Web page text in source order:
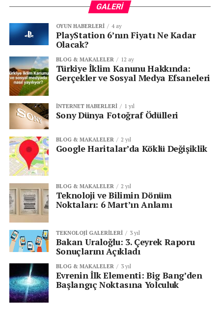
GALERI
OYUN HABERLERI 4 ay
PlayStation 6’nın Fiyatı Ne Kadar
Olacak?
BLOG & MAKALELER 12 ay
Türkiye İklim Kanunu Hakkında:
Gerçekler ve Sosyal Medya Efsaneleri
İNTERNET HABERLERI 1 yıl
Sony Dünya Fotoğraf Ödülleri
BLOG & MAKALELER 2 yıl
Google Haritalar’da Köklü Değişiklik
BLOG & MAKALELER 2 yıl
Teknoloji ve Bilimin Dönüm
Noktaları: 6 Mart’ın Anlamı
TEKNOLOJI GALERILERI 3 yıl
Bakan Uraloğlu: 3. Çeyrek Raporu
Sonuçlarını Açıkladı
BLOG & MAKALELER 3 yıl
Evrenin İlk Elementi: Big Bang’den
Başlangıç Noktasına Yolculuk